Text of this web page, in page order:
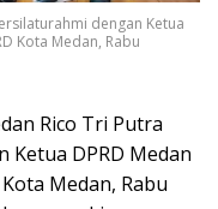
dengan Ketua
Kota Medan, Rabu
Rico Tri Putra
Ketua DPRD Medan
Medan, Rabu